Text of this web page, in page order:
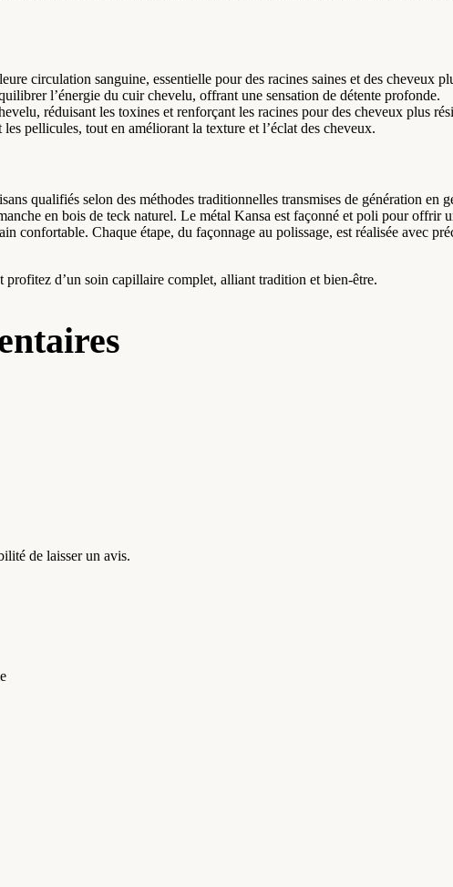
circulation sanguine, essentielle pour des racines saines et des cheveux
l’énergie du cuir chevelu, offrant une sensation de détente profonde.
réduisant les toxines et renforçant les racines pour des cheveux plus
pellicules, tout en améliorant la texture et l’éclat des cheveux.
qualifiés selon des méthodes traditionnelles transmises de génération en
en bois de teck naturel. Le métal Kansa est façonné et poli pour offrir
confortable. Chaque étape, du façonnage au polissage, est réalisée avec
profitez d’un soin capillaire complet, alliant tradition et bien-être.
de laisser un avis.